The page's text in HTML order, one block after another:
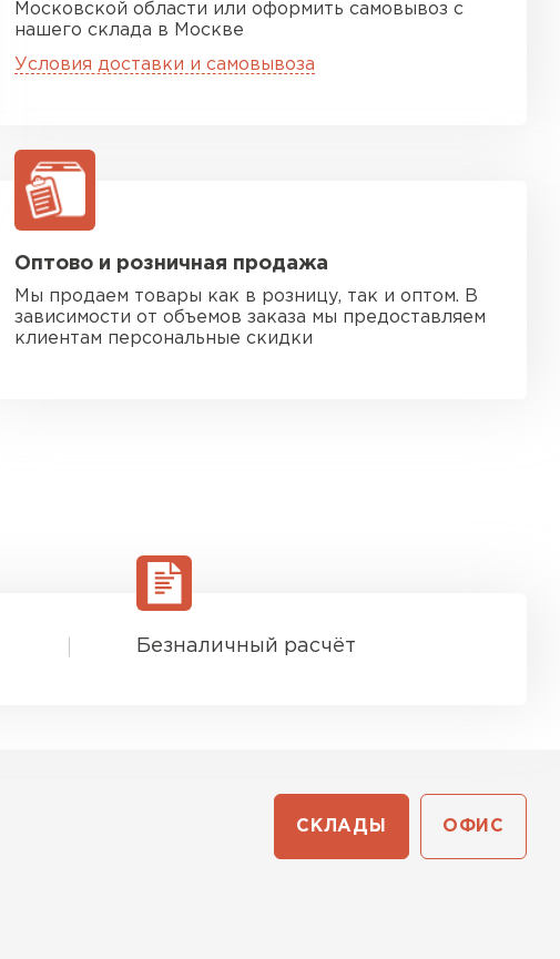
Московской области или оформить самовывоз с
нашего склада в Москве
Условия доставки и самовывоза
Оптово и розничная продажа
Мы продаем товары как в розницу, так и оптом. В
зависимости от объемов заказа мы предоставляем
клиентам персональные скидки
Безналичный расчёт
СКЛАДЫ ОФИС